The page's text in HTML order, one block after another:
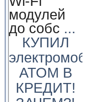
модулей
до собс ...
КУПИЛ
электромобиль
АТОМ В
КРЕДИТ!